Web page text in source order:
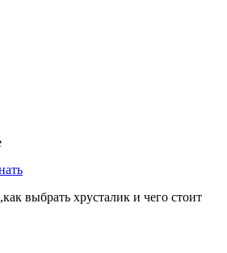
выбрать хрусталик и чего стоит